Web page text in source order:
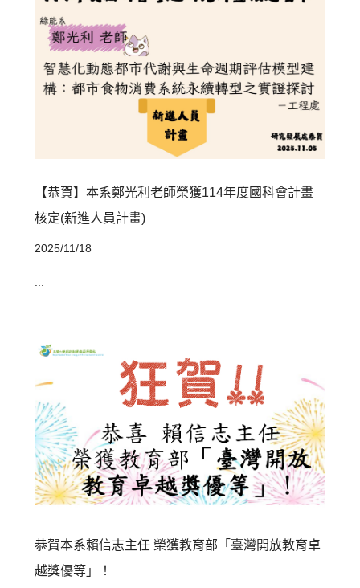
【恭賀】本系鄭光利老師榮獲114年度國科會計畫
核定(新進人員計畫)
2025/11/18
...
恭賀本系賴信志主任 榮獲教育部「臺灣開放教育卓
越獎優等」！